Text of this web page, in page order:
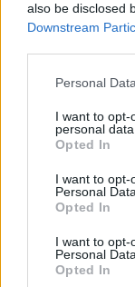
also be disclosed
Downstream
Personal
I want to opt-
personal data.
Opted In
I want to opt-
Personal Data.
Opted In
I want to opt-
Personal
Opted In
Unyatyinszki György